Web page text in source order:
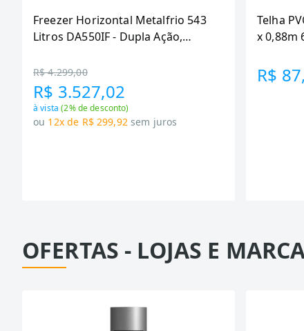
Freezer Horizontal Metalfrio 543
Litros DA550IF - Dupla Ação,
R$ 4.299,00
R$ 3.527,02
à vista(2% de desconto)
ou 12x de R$ 299,92 sem juros
Telha
x 0,88m
R$
OFERTAS - LOJAS E